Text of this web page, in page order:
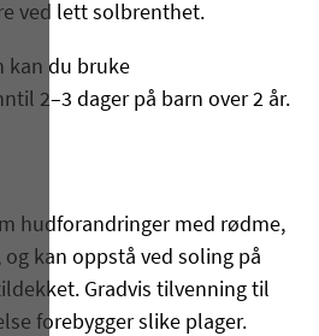
ved lett solbrenthet.
kan du bruke
2–3 dager på barn over 2 år.
hudforandringer med rødme,
kan oppstå ved soling på
Gradvis tilvenning til
forebygger slike plager.